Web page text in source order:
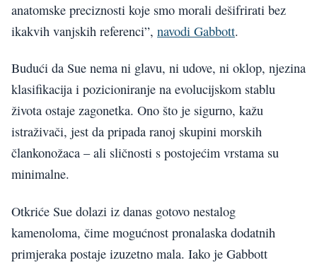
anatomske preciznosti koje smo morali dešifrirati bez
ikakvih vanjskih referenci”, navodi Gabbott.
Budući da Sue nema ni glavu, ni udove, ni oklop, njezina
klasifikacija i pozicioniranje na evolucijskom stablu
života ostaje zagonetka. Ono što je sigurno, kažu
istraživači, jest da pripada ranoj skupini morskih
člankonožaca – ali sličnosti s postojećim vrstama su
minimalne.
Otkriće Sue dolazi iz danas gotovo nestalog
kamenoloma, čime mogućnost pronalaska dodatnih
primjeraka postaje izuzetno mala. Iako je Gabbott